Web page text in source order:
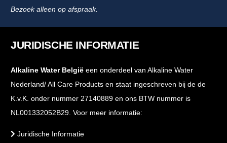
Bezoek alleen op afspraak.
JURIDISCHE INFORMATIE
Alkaline Water België een onderdeel van Alkaline Water
Nederland/ All Care Products en staat ingeschreven bij de de
K.v.K. onder nummer 27140889 en ons BTW nummer is
NL001332052B29. Voor meer informatie:
Juridische Informatie